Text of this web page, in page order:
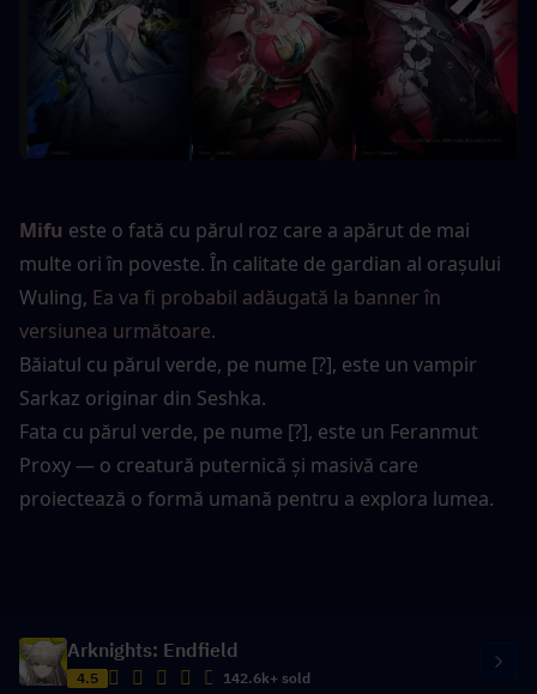
Mifu este o fată cu părul roz care a apărut de mai
multe ori în poveste. În calitate de gardian al orașului
Wuling, Ea va fi probabil adăugată la banner în
versiunea următoare.
Băiatul cu părul verde, pe nume [?], este un vampir
Sarkaz originar din Seshka.
Fata cu părul verde, pe nume [?], este un Feranmut
Proxy — o creatură puternică și masivă care
proiectează o formă umană pentru a explora lumea.
Arknights: Endfield
4.5 142.6k+ sold